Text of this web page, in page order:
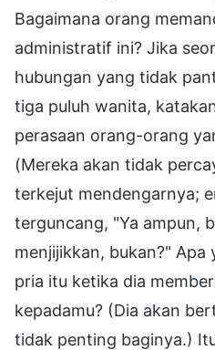
Bagaimana orang
administratif ini? Jika
hubungan yang tidak
tiga puluh wanita,
perasaan orang-orang
(Mereka akan tidak
terkejut mendengarnya;
terguncang, "Ya ampun,
menjijikkan, bukan?" Apa
pria itu ketika dia
kepadamu? (Dia akan
tidak penting baginya.)